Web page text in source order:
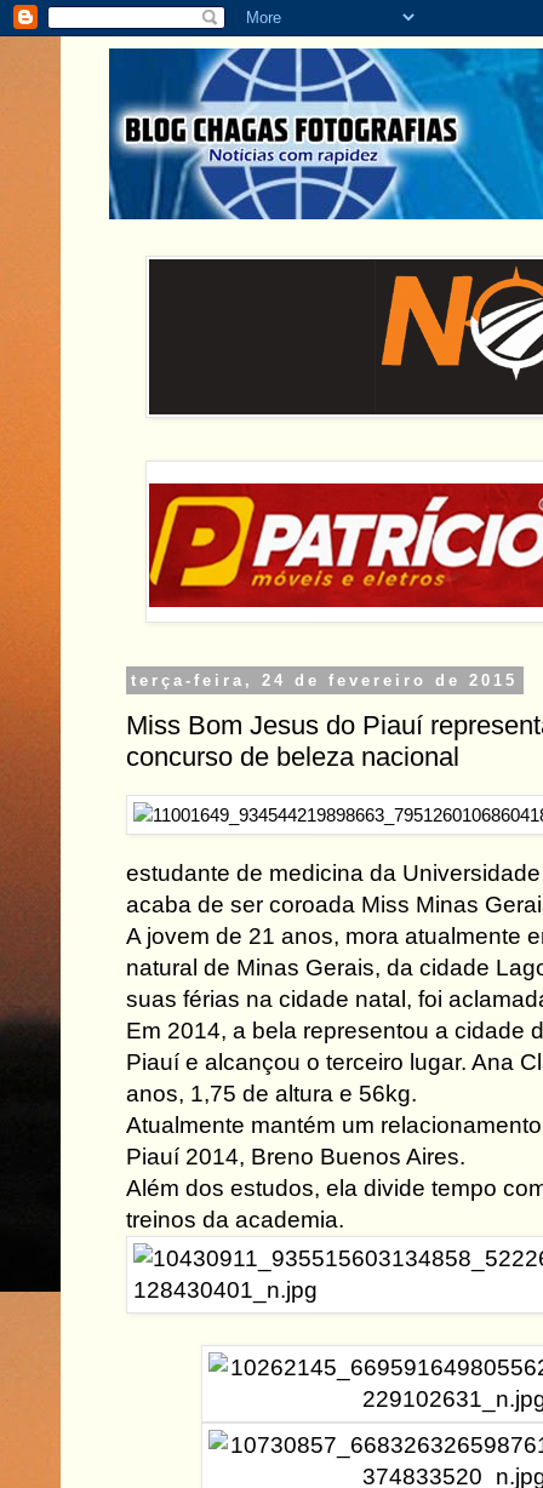
terça-feira, 24 de fevereiro de 2015
Miss Bom Jesus do Piauí
concurso de beleza nacional
estudante de medicina da
acaba de ser coroada Miss Minas
A jovem de 21 anos, mora atualmente
natural de Minas Gerais, da cidade
suas férias na cidade natal, foi
Em 2014, a bela representou a cidade
Piauí e alcançou o terceiro lugar. Ana
anos, 1,75 de altura e 56kg.
Atualmente mantém um
Piauí 2014, Breno Buenos Aires.
Além dos estudos, ela divide tempo
treinos da academia.